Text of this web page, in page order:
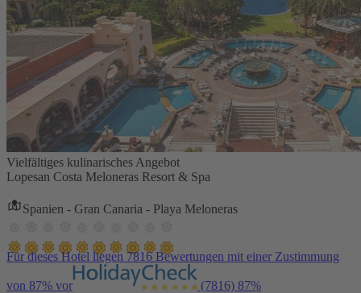
Vielfältiges kulinarisches Angebot
Lopesan Costa Meloneras Resort & Spa
Spanien - Gran Canaria - Playa Meloneras
Für dieses Hotel liegen 7816 Bewertungen mit einer Zustimmung
von 87% vor (7816) 87%